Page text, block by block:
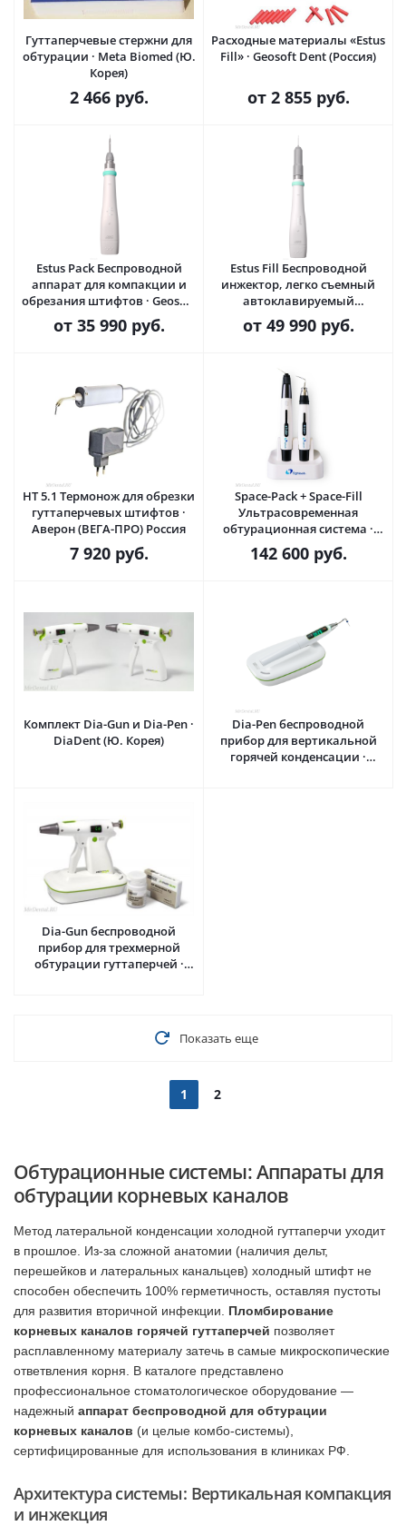
Гуттаперчевые стержни для
обтурации · Meta Biomed (Ю.
Корея)
2 466руб.
Расходные материалы «Estus
Fill» · Geosoft Dent (Россия)
от 2 855 руб.
Estus Pack Беспроводной
аппарат для компакции и
обрезания штифтов · Geosoft
Dent (Россия)
от 35 990 руб.
Estus Fill Беспроводной
инжектор, легко съемный
автоклавируемый
нагреватель · Geosoft Dent
(Россия)
от 49 990 руб.
НТ 5.1 Термонож для обрезки
гуттаперчевых штифтов ·
Аверон (ВЕГА-ПРО) Россия
7 920руб.
Space-Pack + Space-Fill
Ультрасовременная
обтурационная система ·
Eighteeth (Китай)
142 600руб.
Комплект Dia-Gun и Dia-Pen ·
DiaDent (Ю. Корея)
Dia-Pen беспроводной
прибор для вертикальной
горячей конденсации ·
Dia-Gun беспроводной
прибор для трехмерной
обтурации гуттаперчей ·
Показать еще
1 2
Обтурационные системы: Аппараты для
обтурации корневых каналов
Метод латеральной конденсации холодной гуттаперчи уходит
в прошлое. Из-за сложной анатомии (наличия дельт,
перешейков и латеральных канальцев) холодный штифт не
способен обеспечить 100% герметичность, оставляя пустоты
для развития вторичной инфекции. Пломбирование
корневых каналов горячей гуттаперчей позволяет
расплавленному материалу затечь в самые микроскопические
ответвления корня. В каталоге представлено
профессиональное стоматологическое оборудование —
надежный аппарат беспроводной для обтурации
корневых каналов (и целые комбо-системы),
сертифицированные для использования в клиниках РФ.
Архитектура системы: Вертикальная компакция
и инжекция